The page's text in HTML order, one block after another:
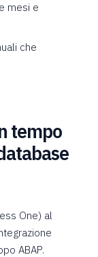
mesi e
che
tempo
One) al
ABAP.